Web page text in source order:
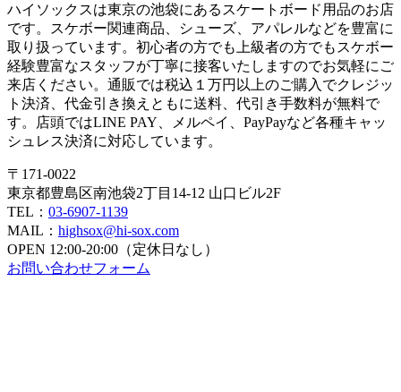
ゲ
ー
シ
ョ
ン
ハイソックスは東京の池袋にあるスケートボード用品のお店
です。スケボー関連商品、シューズ、アパレルなどを豊富に
取り扱っています。初心者の方でも上級者の方でもスケボー
経験豊富なスタッフが丁寧に接客いたしますのでお気軽にご
来店ください。通販では税込１万円以上のご購入でクレジッ
ト決済、代金引き換えともに送料、代引き手数料が無料で
す。店頭ではLINE PAY、メルペイ、PayPayなど各種キャッ
シュレス決済に対応しています。
〒171-0022
東京都豊島区南池袋2丁目14-12 山口ビル2F
TEL： 03-6907-1139
MAIL： highsox@hi-sox.com
OPEN 12:00-20:00（定休日なし）
お問い合わせフォーム